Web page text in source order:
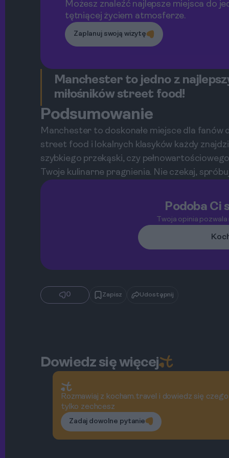
Możesz znaleźć najlepsze miejsca do
tętniącej życiem atmosferze.
Zaplanuj swoją wizytę
Manchester to jedno z
miłośników street food!
Podsumowanie
Manchester to doskonałe miejsce dla
street food i lokalnych klasyków każdy
szybkiego przekąski, czy
Twoje kulinarne pragnienia. Nie czekaj,
Podoba Ci
Twoja opinia
0 Zapisz Udostępnij
Dowiedz się więcej
Rozmawiaj z kocham.travel i dowiedz się czego
tylko zechcesz
Zadaj dowolne pytanie